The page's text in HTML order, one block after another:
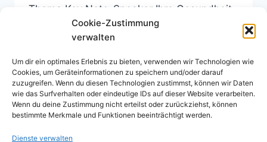
Cookie-Zustimmung
verwalten
Um dir ein optimales Erlebnis zu bieten, verwenden wir Technologien wie
Cookies, um Geräteinformationen zu speichern und/oder darauf
zuzugreifen. Wenn du diesen Technologien zustimmst, können wir Daten
wie das Surfverhalten oder eindeutige IDs auf dieser Website verarbeiten.
Wenn du deine Zustimmung nicht erteilst oder zurückziehst, können
bestimmte Merkmale und Funktionen beeinträchtigt werden.
Dienste verwalten
Thema Key Note-Speaker Ihre Gesundheit
liegt mir am Herzen Redner | Gesundheits-
Power | German Speakers Association |
Speakers Excellence Video 1 | Speakers
Excellence Video…
WEITERLESEN 2014
…